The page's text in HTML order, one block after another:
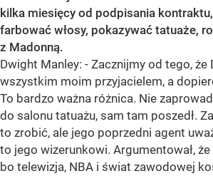
kilka miesięcy od podpisania
farbować włosy, pokazywać tatuaże,
z Madonną.
Dwight Manley: - Zacznijmy od tego, że
wszystkim moim przyjacielem, a
To bardzo ważna różnica. Nie
do salonu tatuażu, sam tam poszedł.
to zrobić, ale jego poprzedni agent
to jego wizerunkowi. Argumentował,
bo telewizja, NBA i świat zawodowej